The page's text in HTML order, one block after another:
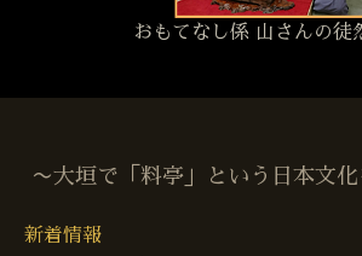
おもてなし係 山さんの徒
〜大垣で「料亭」という日本文
新着情報